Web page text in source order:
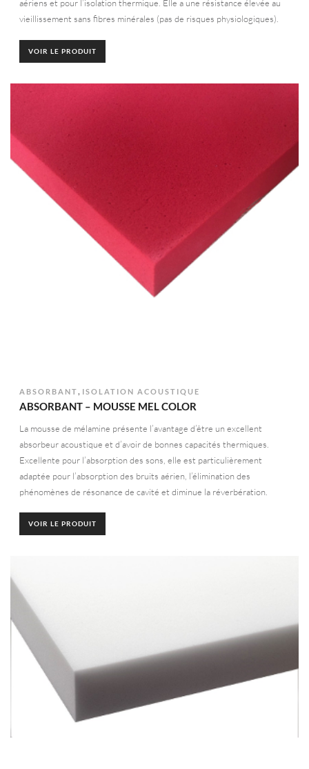
aériens et pour l’isolation thermique. Elle a une résistance élevée au
vieillissement sans fibres minérales (pas de risques physiologiques).
VOIR LE PRODUIT
ABSORBANT, ISOLATION ACOUSTIQUE
ABSORBANT – MOUSSE MEL COLOR
La mousse de mélamine présente l’avantage d’être un excellent
absorbeur acoustique et d’avoir de bonnes capacités thermiques.
Excellente pour l’absorption des sons, elle est particulièrement
adaptée pour l’absorption des bruits aérien, l’élimination des
phénomènes de résonance de cavité et diminue la réverbération.
VOIR LE PRODUIT